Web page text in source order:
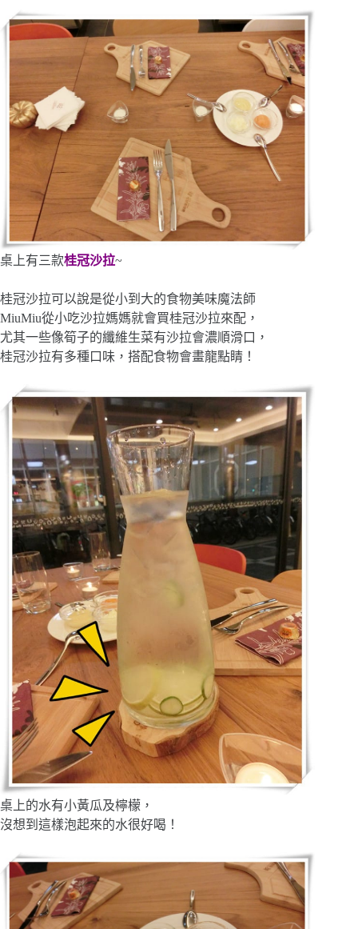
桌上有三款桂冠沙拉~
桂冠沙拉可以說是從小到大的食物美味魔法師
MiuMiu從小吃沙拉媽媽就會買桂冠沙拉來配，
尤其一些像筍子的纖維生菜有沙拉會濃順滑口，
桂冠沙拉有多種口味，搭配食物會畫龍點睛！
桌上的水有小黃瓜及檸檬，
沒想到這樣泡起來的水很好喝！